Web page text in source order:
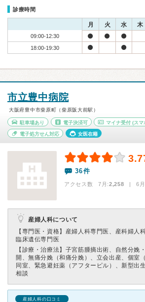
診療時間
月 火 水 木
09:00-12:30
18:00-19:30
市立豊中病院
大阪府豊中市柴原町（柴原阪大前駅）
駐車場あり 電子決済可 マイナ受付 (スマ
電子処方せん対応 女医在籍
36件
アクセス数 7月:2,258 | 6
産婦人科について
【専門医・資格】 産婦人科専門医、産科婦人
臨床遺伝専門医
【診療・治療法】 子宮筋腫摘出術、自然分娩
開、無痛分娩（和痛分娩）、立会出産、個室
同室、緊急避妊薬（アフターピル）、新型出
相談
産婦人科の口コミ